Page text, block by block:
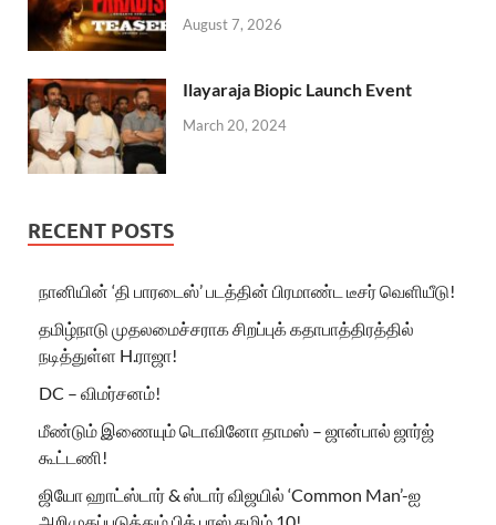
August 7, 2026
Ilayaraja Biopic Launch Event
March 20, 2024
RECENT POSTS
நானியின் ‘தி பாரடைஸ்’ படத்தின் பிரமாண்ட டீசர் வெளியீடு!
தமிழ்நாடு முதலமைச்சராக சிறப்புக் கதாபாத்திரத்தில்
நடித்துள்ள H.ராஜா!
DC – விமர்சனம்!
மீண்டும் இணையும் டொவினோ தாமஸ் – ஜான்பால் ஜார்ஜ்
கூட்டணி!
ஜியோ ஹாட்ஸ்டார் & ஸ்டார் விஜயில் ‘Common Man’-ஐ